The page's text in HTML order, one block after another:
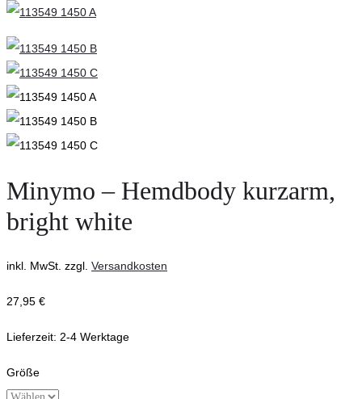
Minymo – Hemdbody kurzarm,
bright white
inkl. MwSt. zzgl. Versandkosten
27,95 €
Lieferzeit: 2-4 Werktage
Größe